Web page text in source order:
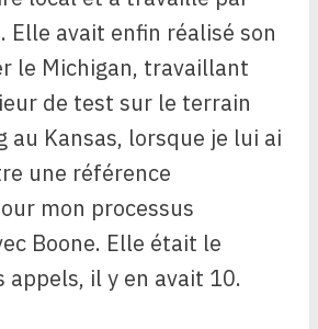
avait enfin réalisé son
le Michigan, travaillant
de test sur le terrain
au Kansas, lorsque je lui ai
une référence
mon processus
Boone. Elle était le
appels, il y en avait 10.